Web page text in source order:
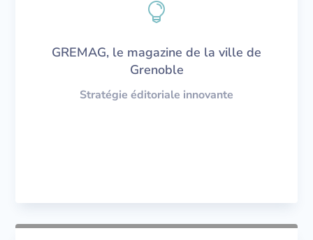

GREMAG, le magazine de la ville de
Grenoble
Stratégie éditoriale innovante